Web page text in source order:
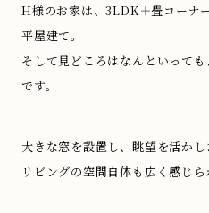
H様のお家は、3LDK＋畳コーナ
平屋建て。
そして見どころはなんといって
です。
大きな窓を設置し、眺望を活かし
リビングの空間自体も広く感じら